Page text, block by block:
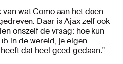
wat Como aan het doen
Daar is Ajax zelf ook
onszelf de vraag: hoe kun
in de wereld, je eigen
dat heel goed gedaan."